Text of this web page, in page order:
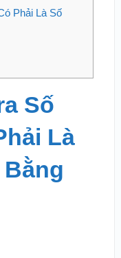
Phải Là Số
Số
Là